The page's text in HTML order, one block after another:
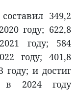
349,2
году; 622,8
году; 584
году; 401,8
и достиг
в 2024 году